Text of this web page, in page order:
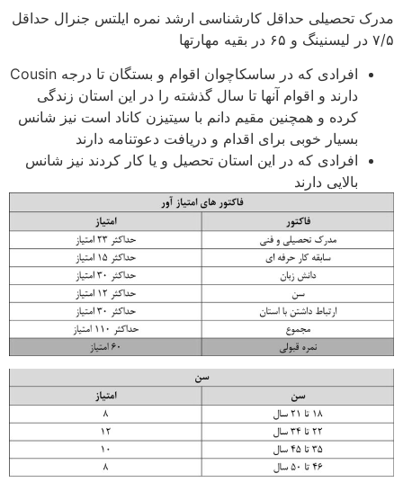
مدرک تحصیلی حداقل کارشناسی ارشد نمره ایلتس جنرال حداقل
۷/۵ در لیسنینگ و ۶۵ در بقیه مهارتها
افرادی که در ساسکاچوان اقوام و بستگان تا درجه Cousin
دارند و اقوام آنها تا سال گذشته را در این استان زندگی
کرده و همچنین مقیم دانم با سیتیزن کاناد است نیز شانس
بسیار خوبی برای اقدام و دریافت دعوتنامه دارند
افرادی که در این استان تحصیل و یا کار کردند نیز شانس
بالایی دارند